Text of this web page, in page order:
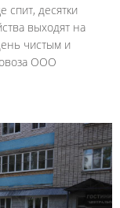
спит, десятки
выходят на
чистым и
ООО